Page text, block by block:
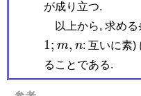
が成り立つ.
以上から, 求める
1; m,
m, n
n: 互いに素)
ることである.